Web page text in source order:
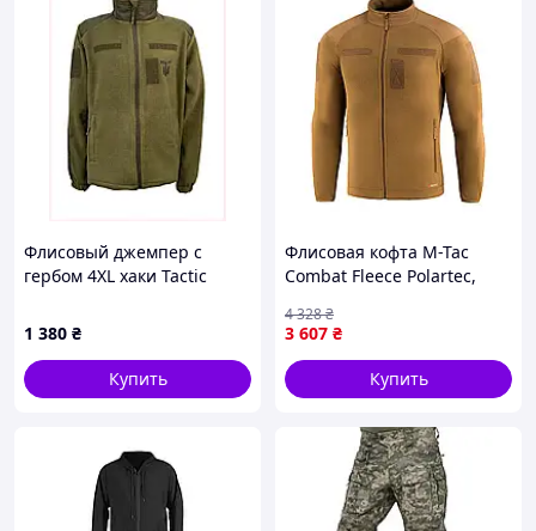
Флисовый джемпер с
гербом 4XL хаки Tactic
1 380 ₴
Купить
Флисовая кофта M-Tac
Combat Fleece Polartec,
комфорт, тактический
стиль
3 607 ₴
4 328₴
Купить